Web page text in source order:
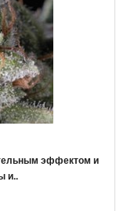
эффектом и
и..